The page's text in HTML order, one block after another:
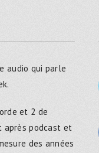
audio qui parle
et 2 de
après podcast et
des années